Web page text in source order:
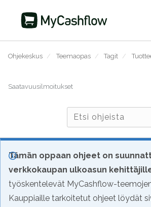
Ohjekeskus / Teemaopas / Tagit /
Saatavuusilmoitukset
Tämän oppaan ohjeet on
verkkokaupan ulkoasun
työskentelevät MyCashflow-
Kauppiaille tarkoitetut ohjeet löydät